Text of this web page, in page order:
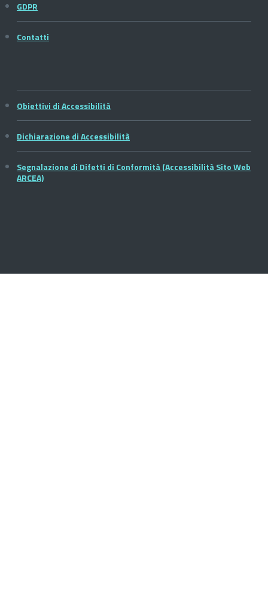
GDPR
Contatti
Obiettivi di Accessibilità
Dichiarazione di Accessibilità
Segnalazione di Difetti di Conformità (Accessibilità Sito Web
ARCEA)